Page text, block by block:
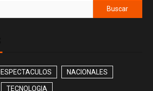
ESPECTACULOS NACIONALES
TECNOLOGIA